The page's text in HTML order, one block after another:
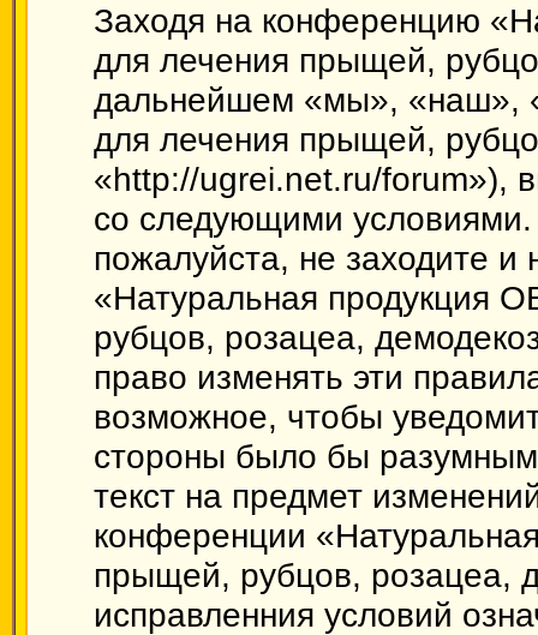
Заходя на конференцию
для лечения прыщей,
дальнейшем «мы», «наш»,
для лечения прыщей,
«http://ugrei.net.ru/forum»),
со следующими
пожалуйста, не заходите
«Натуральная продукция
рубцов, розацеа,
право изменять эти
возможное, чтобы
стороны было бы разумным
текст на предмет
конференции
прыщей, рубцов, розацеа,
исправленния условий